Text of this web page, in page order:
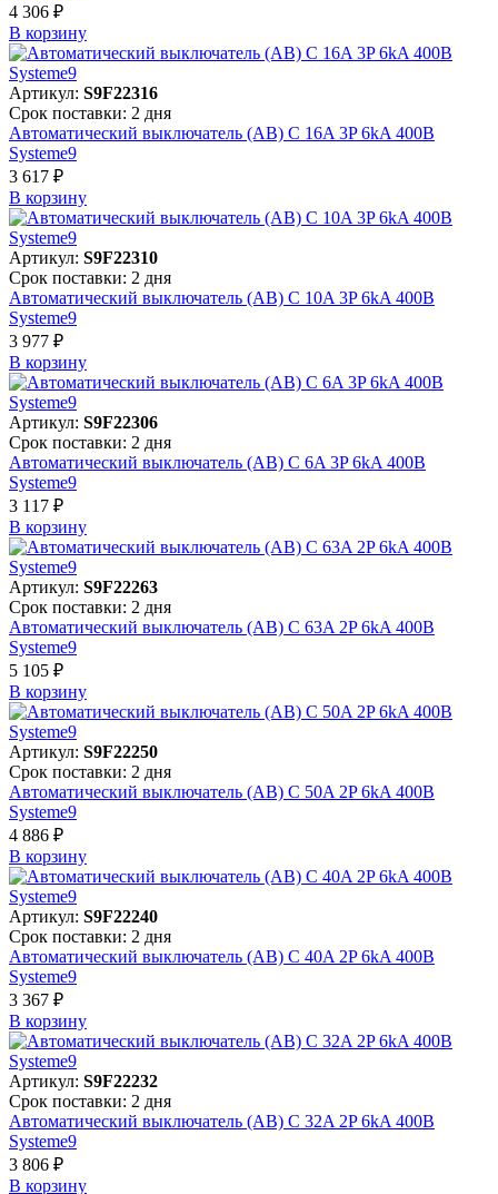
4 306 ₽
В корзинy
Артикул: S9F22316
Срок поставки: 2 дня
Автоматический выключатель (АВ) C 16A 3P 6kA 400В
Systeme9
3 617 ₽
В корзинy
Артикул: S9F22310
Срок поставки: 2 дня
Автоматический выключатель (АВ) C 10A 3P 6kA 400В
Systeme9
3 977 ₽
В корзинy
Артикул: S9F22306
Срок поставки: 2 дня
Автоматический выключатель (АВ) C 6A 3P 6kA 400В
Systeme9
3 117 ₽
В корзинy
Артикул: S9F22263
Срок поставки: 2 дня
Автоматический выключатель (АВ) C 63A 2P 6kA 400В
Systeme9
5 105 ₽
В корзинy
Артикул: S9F22250
Срок поставки: 2 дня
Автоматический выключатель (АВ) C 50A 2P 6kA 400В
Systeme9
4 886 ₽
В корзинy
Артикул: S9F22240
Срок поставки: 2 дня
Автоматический выключатель (АВ) C 40A 2P 6kA 400В
Systeme9
3 367 ₽
В корзинy
Артикул: S9F22232
Срок поставки: 2 дня
Автоматический выключатель (АВ) C 32A 2P 6kA 400В
Systeme9
3 806 ₽
В корзинy